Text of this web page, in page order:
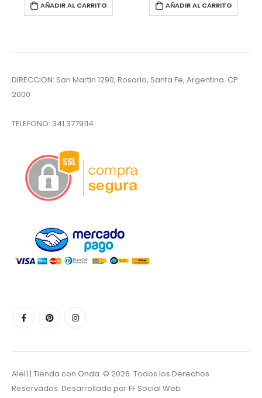
AÑADIR AL CARRITO AÑADIR AL CARRITO
DIRECCION: San Martin 1290, Rosario, Santa Fe, Argentina. CP:
2000
TELEFONO: 341 3779114
Alelí | Tienda con Onda. © 2026. Todos los Derechos
Reservados. Desarrollado porFF Social Web